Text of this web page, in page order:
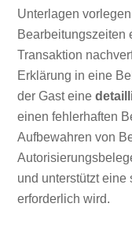
Unterlagen
Bearbeitungszeiten
Transaktion
Erklärung in eine
der Gast eine
einen fehlerhaften
Aufbewahren von
und unterstützt
erforderlich wird.